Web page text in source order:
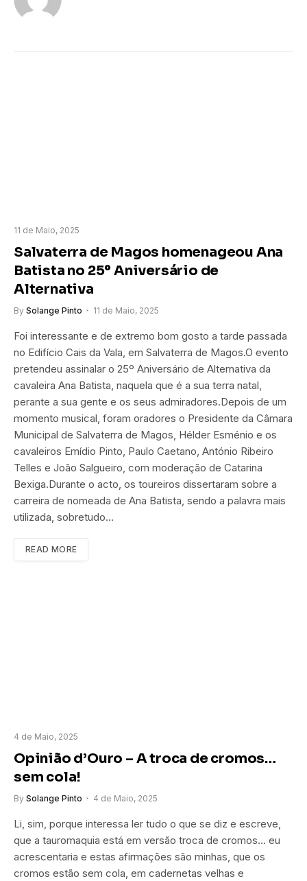
11 de Maio, 2025
Salvaterra de Magos homenageou Ana
Batista no 25º Aniversário de
Alternativa
By Solange Pinto 11 de Maio, 2025
Foi interessante e de extremo bom gosto a tarde passada
no Edifício Cais da Vala, em Salvaterra de Magos.O evento
pretendeu assinalar o 25º Aniversário de Alternativa da
cavaleira Ana Batista, naquela que é a sua terra natal,
perante a sua gente e os seus admiradores.Depois de um
momento musical, foram oradores o Presidente da Câmara
Municipal de Salvaterra de Magos, Hélder Esménio e os
cavaleiros Emídio Pinto, Paulo Caetano, António Ribeiro
Telles e João Salgueiro, com moderação de Catarina
Bexiga.Durante o acto, os toureiros dissertaram sobre a
carreira de nomeada de Ana Batista, sendo a palavra mais
utilizada, sobretudo…
READ MORE
4 de Maio, 2025
Opinião d’Ouro – A troca de cromos…
sem cola!
By Solange Pinto 4 de Maio, 2025
Li, sim, porque interessa ler tudo o que se diz e escreve,
que a tauromaquia está em versão troca de cromos… eu
acrescentaria e estas afirmações são minhas, que os
cromos estão sem cola, em cadernetas velhas e